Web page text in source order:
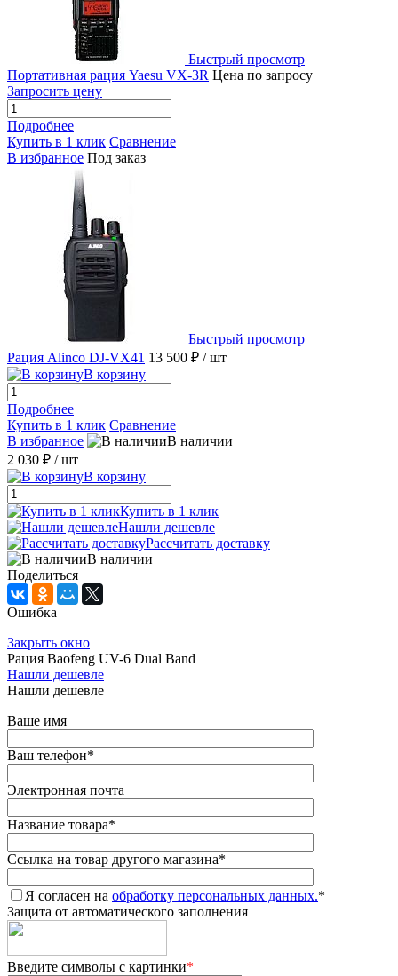
Быстрый просмотр
Портативная рация Yaesu VX-3R Цена по запросу
Запросить цену
Подробнее
Купить в 1 клик Сравнение
В избранное Под заказ
Быстрый просмотр
Рация Alinco DJ-VX41 13 500 ₽ / шт
В корзину
Подробнее
Купить в 1 клик Сравнение
В избранное
В наличии
2 030 ₽ / шт
В корзину
Купить в 1 клик
Нашли дешевле
Рассчитать доставку
В наличии
Поделиться
Ошибка
Закрыть окно
Рация Baofeng UV-6 Dual Band
Нашли дешевле
Нашли дешевле
Ваше имя
Ваш телефон*
Электронная почта
Название товара*
Ссылка на товар другого магазина*
Я согласен на обработку персональных данных.*
Защита от автоматического заполнения
Введите символы с картинки*